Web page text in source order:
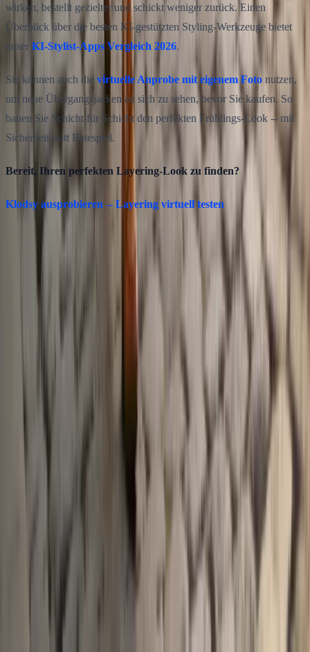
wirken, bestellt gezielter und schickt weniger zurück. Einen
Überblick über die besten KI-gestützten Styling-Werkzeuge bietet
unser KI-Stylist-Apps Vergleich 2026.
Sie können auch die virtuelle Anprobe mit eigenem Foto nutzen,
um neue Übergangsjacken an sich zu sehen, bevor Sie kaufen. So
bauen Sie Schicht für Schicht den perfekten Frühlings-Look -- mit
Sicherheit statt Ratespiel.
Bereit, Ihren perfekten Layering-Look zu finden?
Klodsy ausprobieren -- Layering virtuell testen